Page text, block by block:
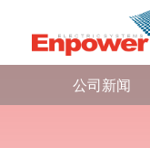
公司新闻